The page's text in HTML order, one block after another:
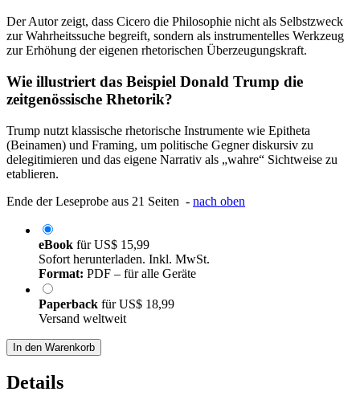
Der Autor zeigt, dass Cicero die Philosophie nicht als Selbstzweck
zur Wahrheitssuche begreift, sondern als instrumentelles Werkzeug
zur Erhöhung der eigenen rhetorischen Überzeugungskraft.
Wie illustriert das Beispiel Donald Trump die
zeitgenössische Rhetorik?
Trump nutzt klassische rhetorische Instrumente wie Epitheta
(Beinamen) und Framing, um politische Gegner diskursiv zu
delegitimieren und das eigene Narrativ als „wahre“ Sichtweise zu
etablieren.
Ende der Leseprobe aus 21 Seiten - nach oben
eBook fürUS$ 15,99
Sofort herunterladen. Inkl. MwSt.
Format: PDF – für alle Geräte
Paperback fürUS$ 18,99
Versand weltweit
In den Warenkorb
Details